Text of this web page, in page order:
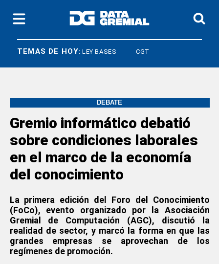
TEMAS DE HOY:
LEY BASES CGT
DEBATE
Gremio informático debatió
sobre condiciones laborales
en el marco de la economía
del conocimiento
La primera edición del Foro del Conocimiento
(FoCo), evento organizado por la Asociación
Gremial de Computación (AGC), discutió la
realidad de sector, y marcó la forma en que las
grandes empresas se aprovechan de los
regímenes de promoción.